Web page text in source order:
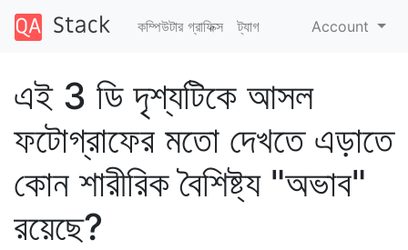
কম্পিউটার গ্রাফিক্স ট্যাগ Account
এই 3 ডি দৃশ্যটিকে আসল
ফটোগ্রাফের মতো দেখতে এড়াতে
কোন শারীরিক বৈশিষ্ট্য "অভাব"
রয়েছে?